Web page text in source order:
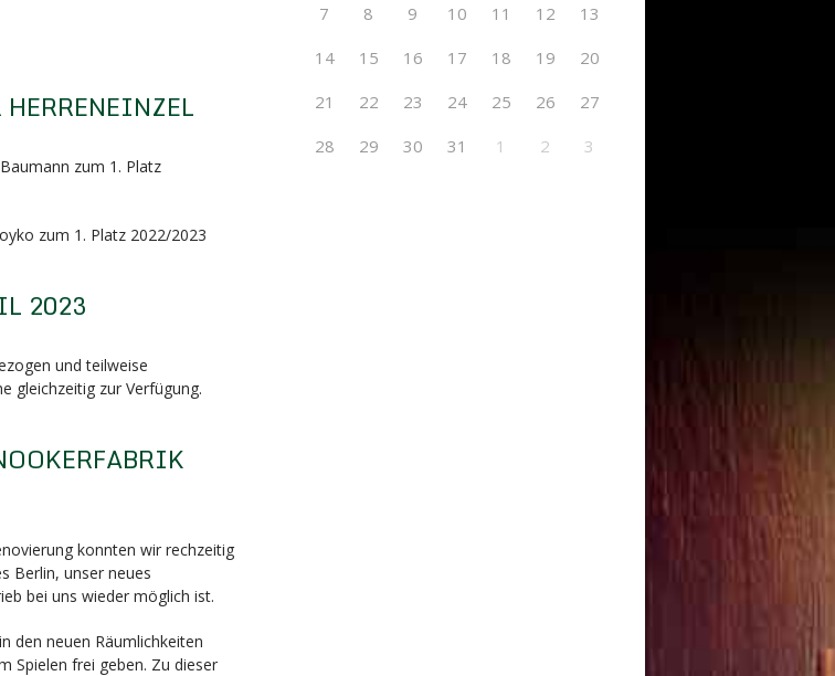
zum 1. Platz
zum 1. Platz 2022/2023
2023
und teilweise
gleichzeitig zur Verfügung.
konnten wir rechzeitig
Berlin, unser neues
bei uns wieder möglich ist.
den neuen Räumlichkeiten
Spielen frei geben. Zu dieser
7
8 9 10 11 12
13
14
15 16 17 18 19
20
21
22 23 24 25 26
27
28
29 30 31 1 2 3